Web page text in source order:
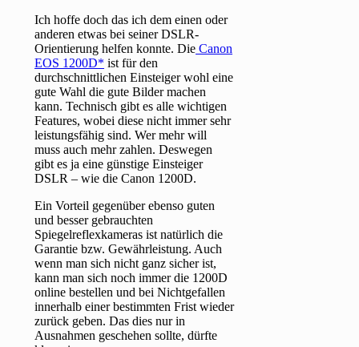
Ich hoffe doch das ich dem einen oder
anderen etwas bei seiner DSLR-
Orientierung helfen konnte. Die Canon
EOS 1200D
ist für den
durchschnittlichen Einsteiger wohl eine
gute Wahl die gute Bilder machen
kann. Technisch gibt es alle wichtigen
Features, wobei diese nicht immer sehr
leistungsfähig sind. Wer mehr will
muss auch mehr zahlen. Deswegen
gibt es ja eine günstige Einsteiger
DSLR – wie die Canon 1200D.
Ein Vorteil gegenüber ebenso guten
und besser gebrauchten
Spiegelreflexkameras ist natürlich die
Garantie bzw. Gewährleistung. Auch
wenn man sich nicht ganz sicher ist,
kann man sich noch immer die 1200D
online bestellen und bei Nichtgefallen
innerhalb einer bestimmten Frist wieder
zurück geben. Das dies nur in
Ausnahmen geschehen sollte, dürfte